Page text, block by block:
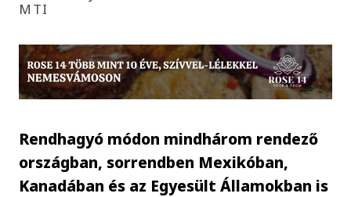
MTI
Rendhagyó módon mindhárom rendező
országban, sorrendben Mexikóban,
Kanadában és az Egyesült Államokban is